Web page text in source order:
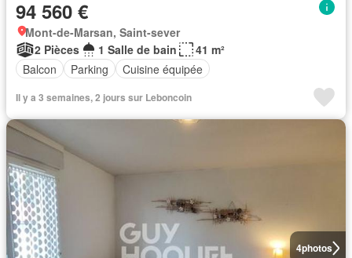
94 560 €
Mont-de-Marsan, Saint-sever
2 Pièces
1 Salle de bain
41 m²
Balcon
Parking Cuisine équipée
Il y a 3 semaines, 2 jours sur Leboncoin
4photos